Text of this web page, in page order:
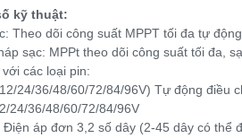
kỹ thuật:
Theo dõi công suất MPPT tối đa tự
sạc: MPPt theo dõi công suất tối đa,
các loại pin:
24/36/48/60/72/84/96V) Tự động điều
24/36/48/60/72/84/96V
Điện áp đơn 3,2 số dây (2-45 dây có thể